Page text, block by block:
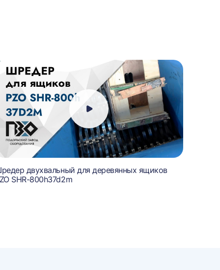
двухвальный для деревянных ящиков
SHR-800h37d2m